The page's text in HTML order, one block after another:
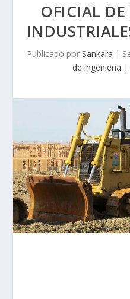
OFICIAL
Publicado por Sankara |
de ingeniería |